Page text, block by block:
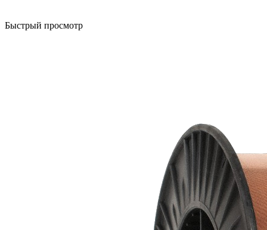
Быстрый просмотр